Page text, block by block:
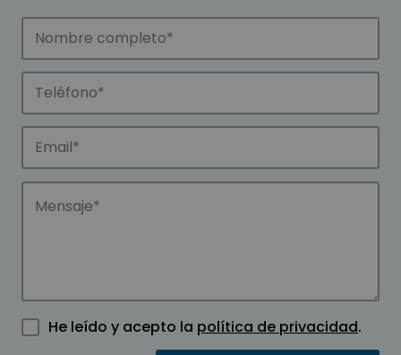
He leído y acepto la política de privacidad.